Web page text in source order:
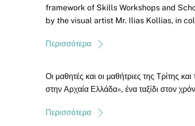
framework of Skills Workshops and
by the visual artist Mr. Ilias Kollias, in
Περισσότερα
Οι μαθητές και οι μαθήτριες της Τρίτης
στην Αρχαία Ελλάδα», ένα ταξίδι στον
Περισσότερα